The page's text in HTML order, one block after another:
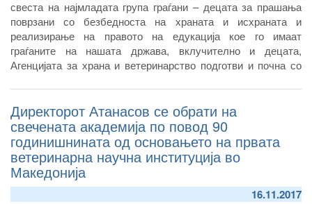
свеста на најмладата група граѓани – децата за прашања
поврзани со безбедноста на храната и исхраната и
реализирање на правото на едукација кое го имаат
граѓаните на нашата држава, вклучително и децата,
Агенцијата за храна и ветеринарство подготви и почна со
предучилишна возраст во Република Северна Македонија.
Директорот Атанасов се обрати на
свечената академија по повод 90
годинишнината од основањето на првата
ветеринарна научна институција во
Македонија
16.11.2017